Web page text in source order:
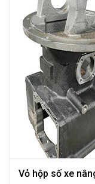
Vỏ hộp số xe